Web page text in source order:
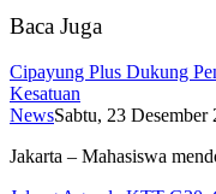
Baca Juga
Cipayung Plus Dukung
Kesatuan
NewsSabtu, 23 Desember
Jakarta – Mahasiswa